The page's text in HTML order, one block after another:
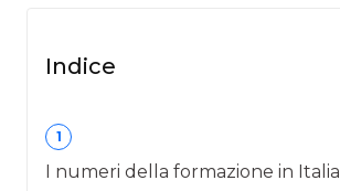
Indice
1
I numeri della formazione in Italia